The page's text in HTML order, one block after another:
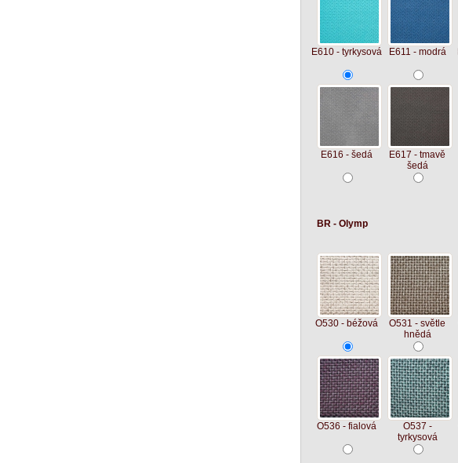
E610 - tyrkysová E611 - modrá
E616 - šedá
E617 - tmavě
šedá
BR - Olymp
O530 - béžová
O531 - světle
hnědá
O536 - fialová
O537 -
tyrkysová